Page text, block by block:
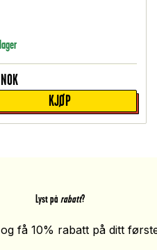
NOK
KJØP
Lyst på rabatt?
få 10% rabatt på ditt